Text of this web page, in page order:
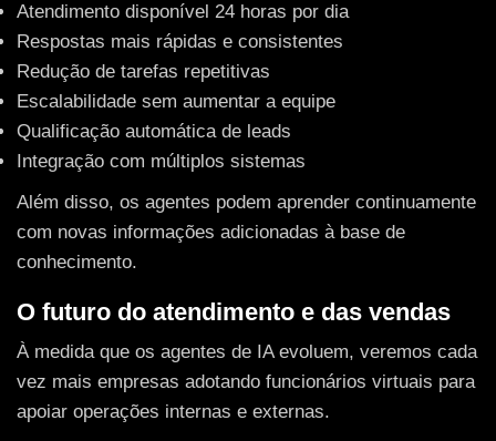
Atendimento disponível 24 horas por dia
Respostas mais rápidas e consistentes
Redução de tarefas repetitivas
Escalabilidade sem aumentar a equipe
Qualificação automática de leads
Integração com múltiplos sistemas
Além disso, os agentes podem aprender continuamente
com novas informações adicionadas à base de
conhecimento.
O futuro do atendimento e das vendas
À medida que os agentes de IA evoluem, veremos cada
vez mais empresas adotando funcionários virtuais para
apoiar operações internas e externas.